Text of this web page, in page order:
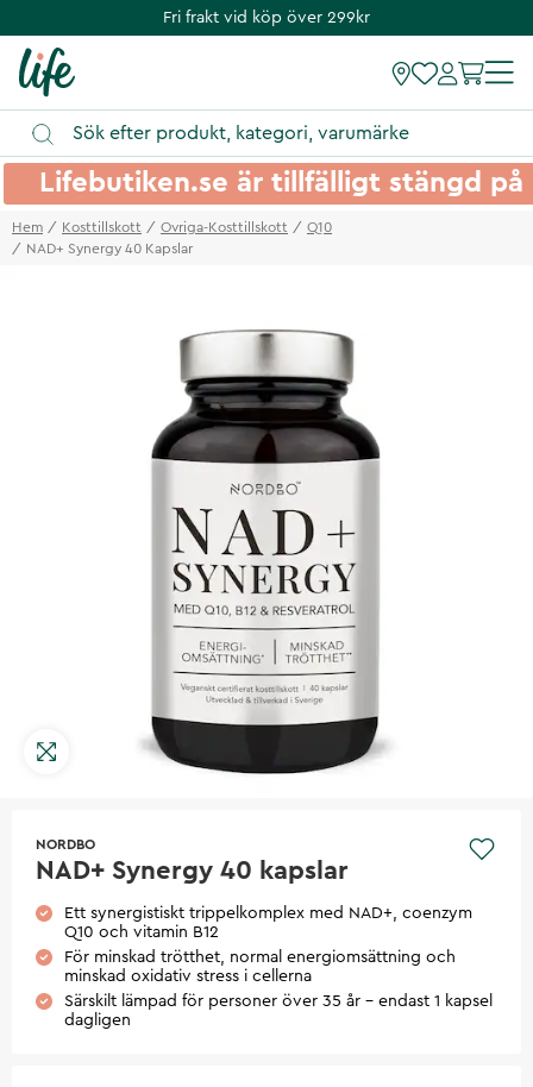
Fri frakt vid köp över 299kr
Lifebutiken.se är tillfälligt stängd
Hem Kosttillskott Ovriga-Kosttillskott
Q10
NAD+ Synergy 40 Kapslar
NORDBO
NAD+ Synergy 40 kapslar
Ett synergistiskt trippelkomplex med NAD+, coenzym
Q10 och vitamin B12
För minskad trötthet, normal energiomsättning och
minskad oxidativ stress i cellerna
Särskilt lämpad för personer över 35 år - endast 1 kapsel
dagligen